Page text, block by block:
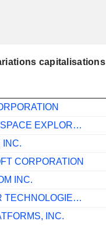
capitalisations
SPACEX (SPACE EXPLORATION TECHNOLOGIES)
INC.
CORPORATION
INC.
PALANTIR TECHNOLOGIES INC.
INC.